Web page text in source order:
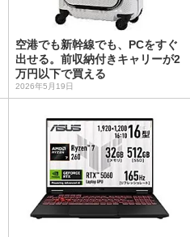
空港でも新幹線でも、PCをすぐ
出せる。前収納付きキャリーが2
万円以下で買える
2026年5月19日